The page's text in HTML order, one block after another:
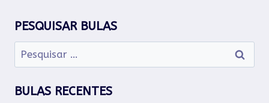
PESQUISAR BULAS
Pesquisar
por:
BULAS RECENTES